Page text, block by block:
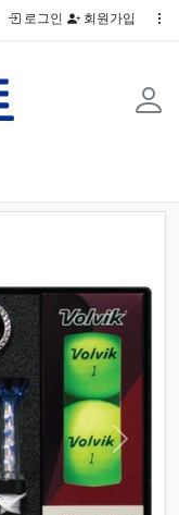
로그인 회원가입
Next